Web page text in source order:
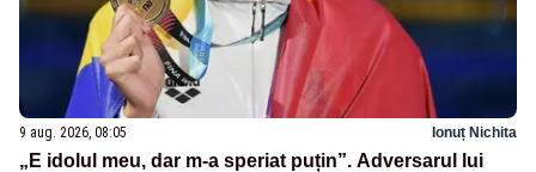
9 aug. 2026, 08:05 Ionuț Nichita
„E idolul meu, dar m-a speriat puțin”. Adversarul lui